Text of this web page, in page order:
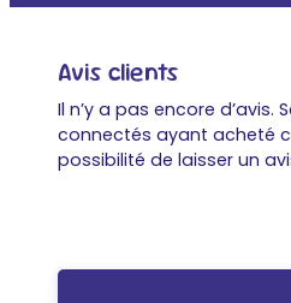
Avis clients
Il n’y a pas encore d’avis.
connectés ayant acheté
possibilité de laisser un